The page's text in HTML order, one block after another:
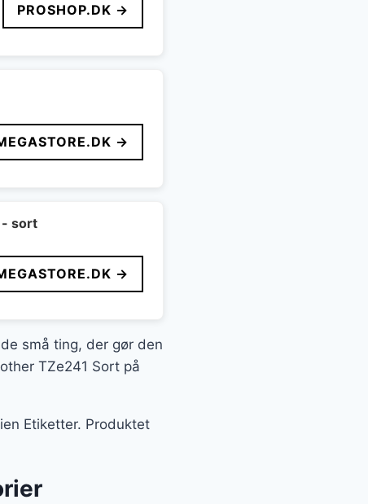
PROSHOP.DK →
→
- sort
→
små ting, der gør den
TZe241 Sort på
Etiketter. Produktet